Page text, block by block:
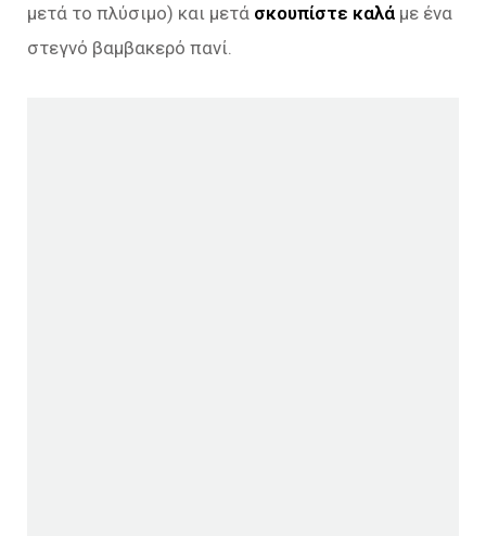
μετά το πλύσιμο) και μετά σκουπίστε καλά με ένα
στεγνό βαμβακερό πανί.